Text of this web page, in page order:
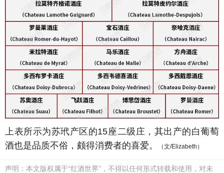
上表所示为苏玳产区的15座二级庄，其出产的白葡萄
酒也是品质不俗，颇得消费者的喜爱。
（文/Elizabeth）
声明：本文版权属于“红酒世界”，不得以任何形式转载和使用，对未